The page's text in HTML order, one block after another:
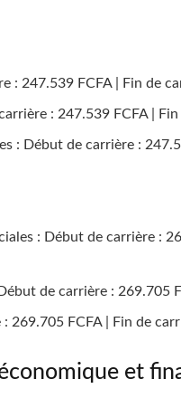
247.539 FCFA | Fin de
: 247.539 FCFA |
: Début de carrière :
: Début de carrière :
de carrière : 269.705
FCFA | Fin de
et